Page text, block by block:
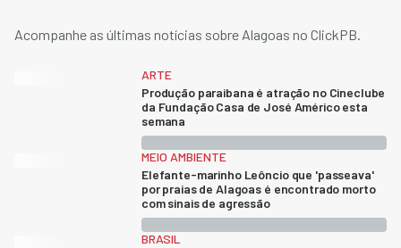
Acompanhe as últimas notícias sobre Alagoas no ClickPB.
ARTE
Produção paraibana é atração no Cineclube
da Fundação Casa de José Américo esta
semana
MEIO AMBIENTE
Elefante-marinho Leôncio que 'passeava'
por praias de Alagoas é encontrado morto
com sinais de agressão
BRASIL